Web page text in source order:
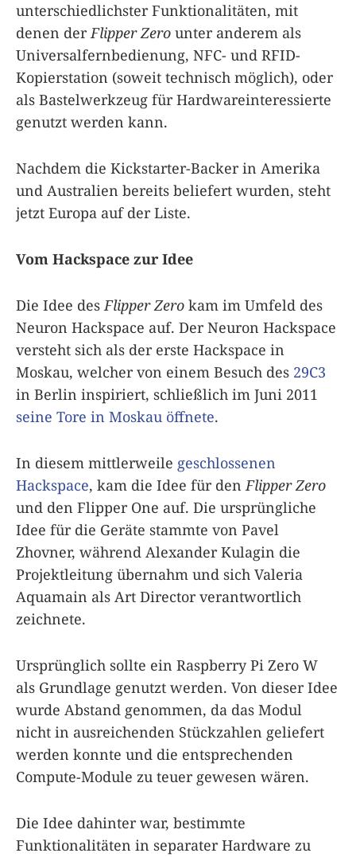
unterschiedlichster Funktionalitäten, mit
denen derFlipper Zero unter anderem als
Universalfernbedienung, NFC- und RFID-
Kopierstation (soweit technisch möglich), oder
als Bastelwerkzeug für Hardwareinteressierte
genutzt werden kann.
Nachdem die Kickstarter-Backer in Amerika
und Australien bereits beliefert wurden, steht
jetzt Europa auf der Liste.
Vom Hackspace zur Idee
Die Idee desFlipper Zero kam im Umfeld des
Neuron Hackspace auf. Der Neuron Hackspace
versteht sich als der erste Hackspace in
Moskau, welcher von einem Besuch des 29C3
in Berlin inspiriert, schließlich im Juni 2011
seine Tore in Moskau öffnete.
In diesem mittlerweile geschlossenen
Hackspace, kam die Idee für denFlipper Zero
und den Flipper One auf. Die ursprüngliche
Idee für die Geräte stammte von Pavel
Zhovner, während Alexander Kulagin die
Projektleitung übernahm und sich Valeria
Aquamain als Art Director verantwortlich
zeichnete.
Ursprünglich sollte ein Raspberry Pi Zero W
als Grundlage genutzt werden. Von dieser Idee
wurde Abstand genommen, da das Modul
nicht in ausreichenden Stückzahlen geliefert
werden konnte und die entsprechenden
Compute-Module zu teuer gewesen wären.
Die Idee dahinter war, bestimmte
Funktionalitäten in separater Hardware zu